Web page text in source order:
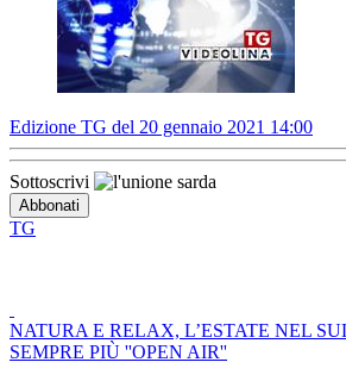
Edizione TG del 20 gennaio 2021 14:00
Sottoscrivi
TG
NATURA E RELAX, L’ESTATE NEL
SEMPRE PIÙ ''OPEN AIR''